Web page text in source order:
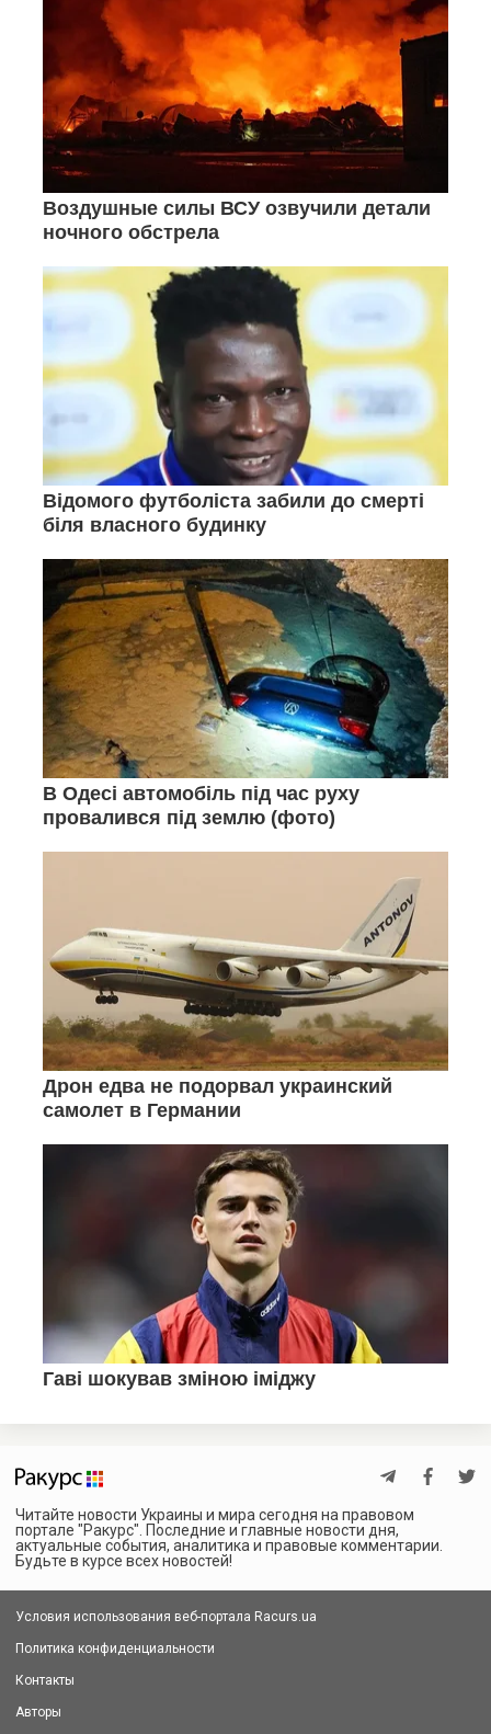
Читайте новости Украины и мира сегодня на правовом
портале "Ракурс". Последние и главные новости дня,
актуальные события, аналитика и правовые комментарии.
Будьте в курсе всех новостей!
Условия использования веб-портала Racurs.ua
Политика конфиденциальности
Контакты
Авторы